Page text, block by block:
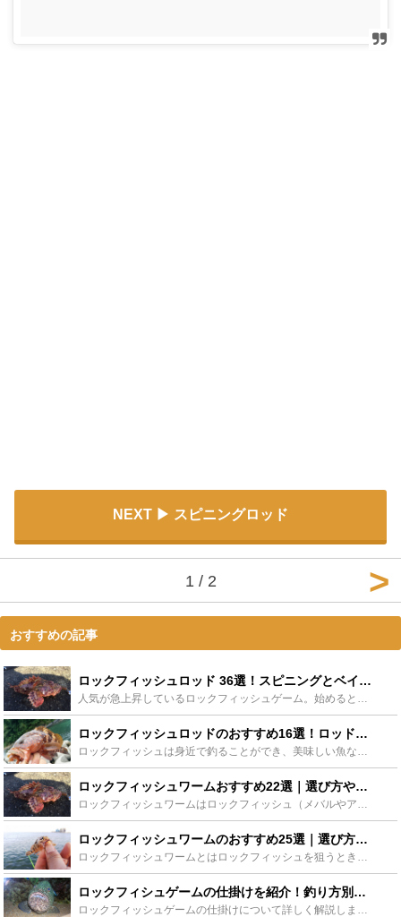
NEXT スピニングロッド
1 / 2
おすすめの記事
ロックフィッシュロッド 36選！スピニングとベイト、おすすめを分けてご紹介！ - Leisurego(レジャーゴー)
人気が急上昇しているロックフィッシュゲーム。始めるとなると迷ってしまうのがロックフィッシュロッド選びです。専用のロックフィッシュロッドもおすすめされていますが、手持ちのスピニングやベイトに合わせた安...
ロックフィッシュロッドのおすすめ16選！ロッドの選び方はどこに注目すればいい？ - Leisurego(レジャーゴー)
ロックフィッシュは身近で釣ることができ、美味しい魚なので釣り好きの方達に人気の魚です。しかし、根がかりが起こりやすいので初心者には難しい魚とされています。この記事ではロックフィッシュロッドをベイトモ...
ロックフィッシュワームおすすめ22選｜選び方やアクションなどの使い方も！ - Leisurego(レジャーゴー)
ロックフィッシュワームはロックフィッシュ（メバルやアイナメなど）を狙うときに使用する仕掛けです。ロックフィッシュには様々な種類がありそれに応じて使い分ける必要があります。この記事ではロックフィッシュ...
ロックフィッシュワームのおすすめ25選｜選び方のポイントも！ - Leisurego(レジャーゴー)
ロックフィッシュワームとはロックフィッシュを狙うときに使用するワームのことで、狙う魚によってさまざまな種類があります。うまく使い分けることによって効率的な釣りができます。この記事ではおすすめのロック...
ロックフィシュゲームの仕掛けを紹介！釣り方別にベストな仕掛けを使い分けよう！ - Leisurego(レジャーゴー)
ロックフィッシュゲームの仕掛けについて詳しく解説します。ロックフィッシュと言っても沢山の種類の魚がいます。色々な魚を様々な状況で狙うためには、いくつかあるロックフィッシュゲームの仕掛けを知っておく必...